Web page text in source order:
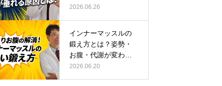
整える正しい方…
2026.06.26
インナーマッスルの
鍛え方とは？姿勢・
お腹・代謝が変わる
トレーニング…
2026.06.20